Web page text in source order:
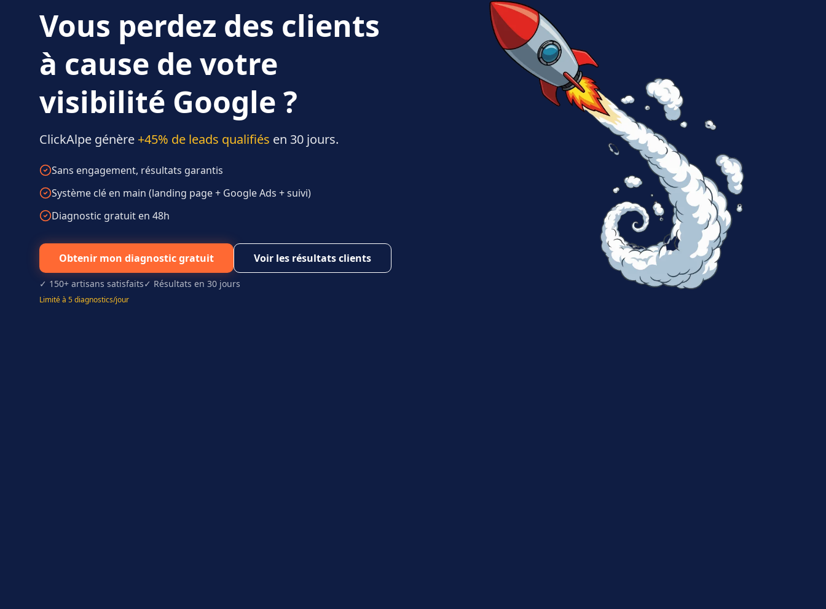
Vous perdez des clients
à cause de votre
visibilité Google ?
ClickAlpe génère +45% de leads qualifiés en 30 jours.
Sans engagement, résultats garantis
Système clé en main (landing page + Google Ads + suivi)
Diagnostic gratuit en 48h
Obtenir mon diagnostic gratuit Voir les résultats clients
✓ 150+ artisans satisfaits✓ Résultats en 30 jours
Limité à 5 diagnostics/jour